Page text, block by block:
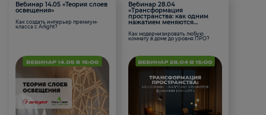
Вебинар 14.05 «Теория слоев
освещения»
Как создать интерьер премиум-
класса с Arlight?
Вебинар 28.04
«Трансформация
пространства: как одним
нажатием меняются
Как модернизировать любую
комнату в доме до уровня ПРО?